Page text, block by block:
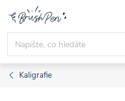
obsah
Kaligrafie